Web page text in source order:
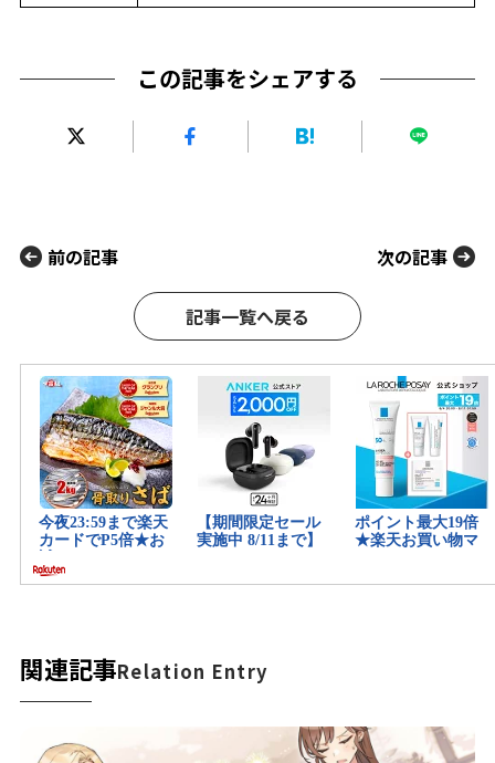
この記事をシェアする
前の記事
記事一覧へ戻る
次の記事
関連記事Relation Entry